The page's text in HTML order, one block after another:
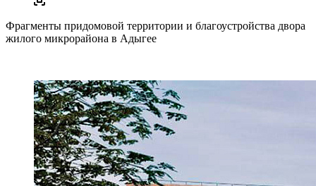
Фрагменты придомовой территории и благоустройства двора
жилого микрорайона в Адыгее